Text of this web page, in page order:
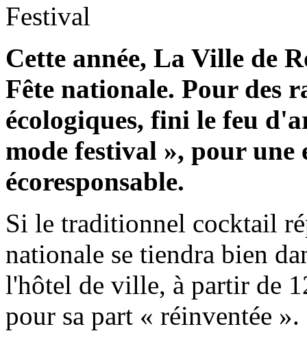
Cette année, La Ville de
Fête nationale. Pour des
écologiques, fini le feu
mode festival », pour
écoresponsable.
Si le traditionnel cocktail
nationale se tiendra bien
l'hôtel de ville, à partir de
pour sa part « réinventée ».